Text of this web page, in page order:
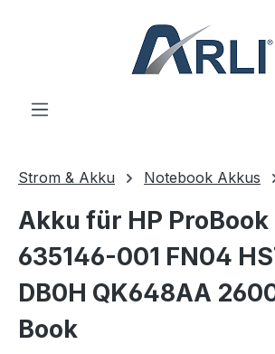
Strom & Akku Notebook Akkus
Akku für HP
635146-001 FN04
DB0H QK648AA
Book